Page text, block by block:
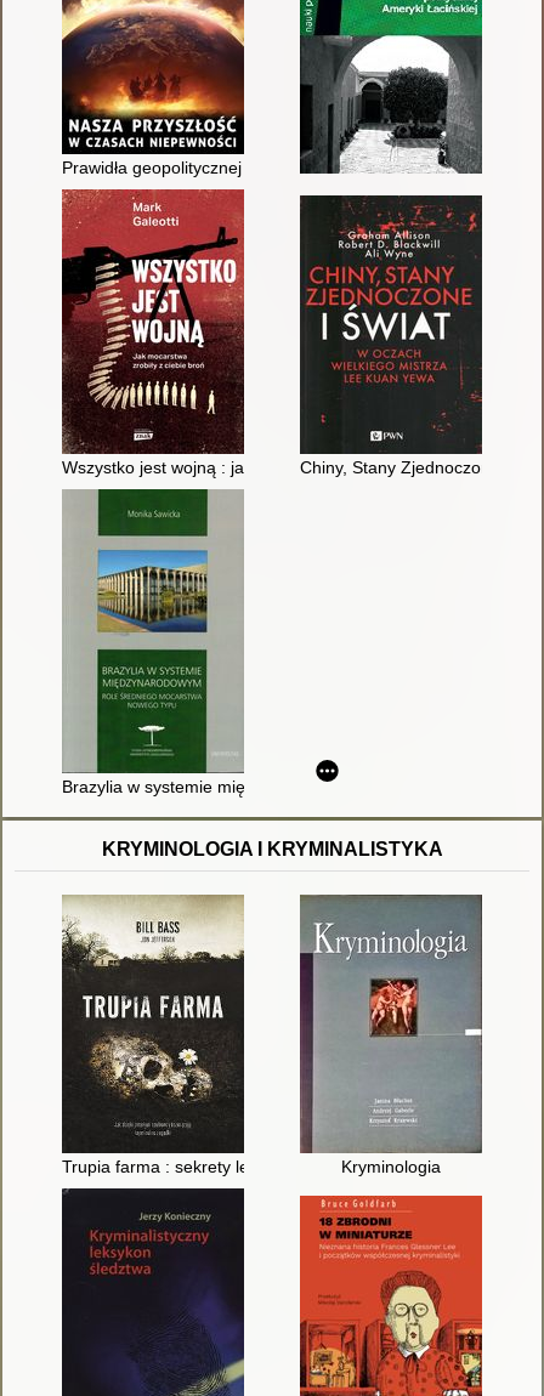
Prawidła geopolitycznej gry o przetrwanie : nasza przyszłość
Wszystko jest wojną : jak mocarstwa zrobiły z ciebie broń
Chiny, Stany Zjednoczone i
Brazylia w systemie międzynarodowym : role średniego
KRYMINOLOGIA I KRYMINALISTYKA
Trupia farma : sekrety legendarnego laboratorium sądowego,
Kryminologia